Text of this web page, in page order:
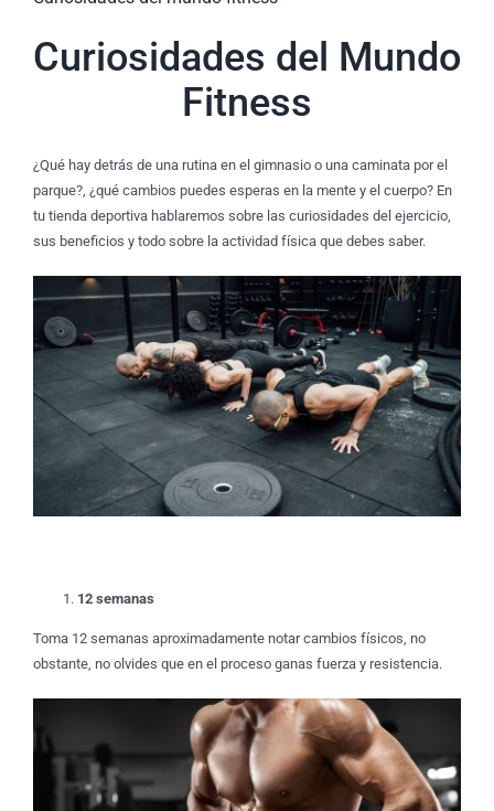
Curiosidades del Mundo
Fitness
¿Qué hay detrás de una rutina en el gimnasio o una caminata por el
parque?, ¿qué cambios puedes esperas en la mente y el cuerpo? En
tu tienda deportiva hablaremos sobre las curiosidades del ejercicio,
sus beneficios y todo sobre la actividad física que debes saber.
12 semanas
Toma 12 semanas aproximadamente notar cambios físicos, no
obstante, no olvides que en el proceso ganas fuerza y resistencia.